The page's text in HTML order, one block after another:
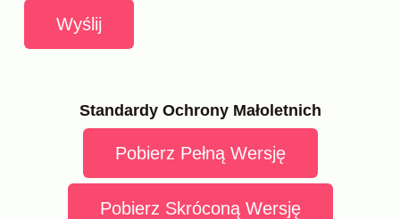
Wyślij
Standardy Ochrony Małoletnich
Pobierz Pełną Wersję
Pobierz Skróconą Wersję